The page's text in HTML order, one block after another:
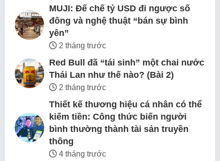
MUJI: Đế chế tỷ USD đi ngược số
đông và nghệ thuật “bán sự bình
yên”
2 tháng trước
Red Bull đã “tái sinh” một chai nước
Thái Lan như thế nào? (Bài 2)
2 tháng trước
Thiết kế thương hiệu cá nhân có thể
kiếm tiền: Công thức biến người
bình thường thành tài sản truyền
thông
4 tháng trước